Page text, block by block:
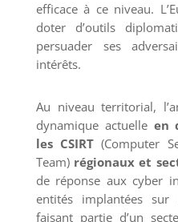
efficace à ce niveau.
doter d’outils
persuader ses
intérêts.
Au niveau territorial,
dynamique actuelle en
les CSIRT (Computer
Team)régionaux et
de réponse aux cyber
entités implantées
faisant partie d’un